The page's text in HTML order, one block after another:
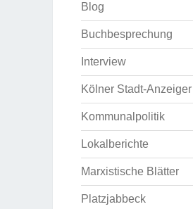
Blog
Buchbesprechung
Interview
Kölner Stadt-Anzeiger
Kommunalpolitik
Lokalberichte
Marxistische Blätter
Platzjabbeck